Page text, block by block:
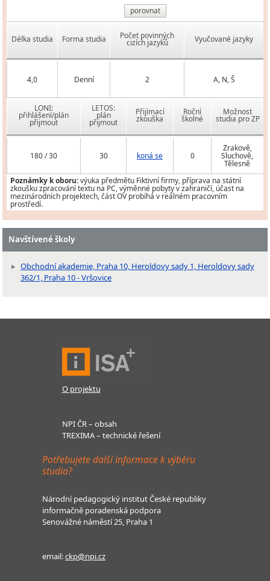
porovnat
Délka studia Forma studia Počet povinných
cizích jazyků Vyučované jazyky
4,0 Denní 2 A, N, Š
LONI:
přihlášení/plán
přijmout
LETOS:
plán
přijmout
Přijímací
zkouška
Roční
školné
Možnost
studia pro ZP
180 / 30 30 koná se 0
Zrakově,
Sluchově,
Tělesně
Poznámky k oboru:výuka předmětu Fiktivní firmy, příprava na státní
zkoušku zpracování textu na PC, výměnné pobyty v zahraničí, účast na
mezinárodních projektech, část OV probíhá v reálném pracovním
prostředí.
Navštívené školy
Obchodní akademie, Praha 10, Heroldovy sady 1, Heroldovy sady
362/1, Praha 10 - Vršovice
O projektu
NPI ČR – obsah
TREXIMA – technické řešení
Potřebujete další informace k výběru
studia?
Národní pedagogický institut České republiky
informačně poradenská podpora
Senovážné náměstí 25, Praha 1
email:ckp@npi.cz